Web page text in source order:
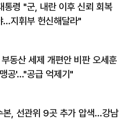
통령 "군, 내란 이후 신뢰 회복
…지휘부 헌신해달라"
동산 세제 개편안 비판 오세훈
공'…"공급 억제기"
본, 선관위 9곳 추가 압색…강남